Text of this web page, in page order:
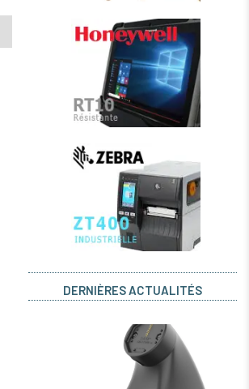
DERNIÈRES ACTUALITÉS